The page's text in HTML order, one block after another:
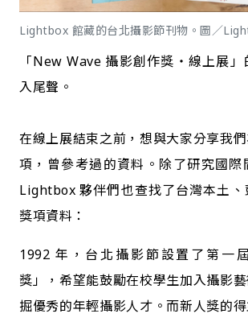
Lightbox 館藏的台北攝影節刊物。圖／
「New Wave 攝影創作獎・線上展
入尾聲。
在線上展結束之前，想與大家分享我
項，曾參考過的資料。除了研究國際
Lightbox 夥伴們也查找了台灣本土、
獎項資料：
1992 年，台北攝影節設置了第一
獎」，希望能鼓勵在校學生加入攝影
掘優秀的年輕攝影人才。而新人獎的